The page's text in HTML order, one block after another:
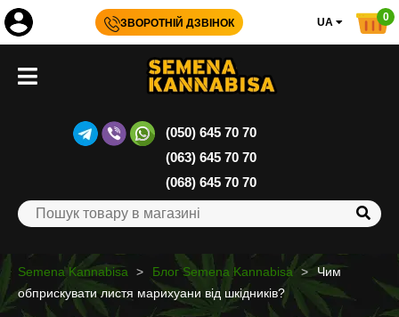
ЗВОРОТНІЙ ДЗВІНОК UA 0
(050) 645 70 70
(063) 645 70 70
(068) 645 70 70
Semena Kannabisa Блог Semena Kannabisa
Чим
обприскувати листя марихуани від шкідників?